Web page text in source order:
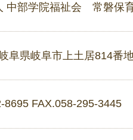
中部学院福祉会 常磐保
阜県岐阜市上土居814番
8695 FAX.058-295-3445